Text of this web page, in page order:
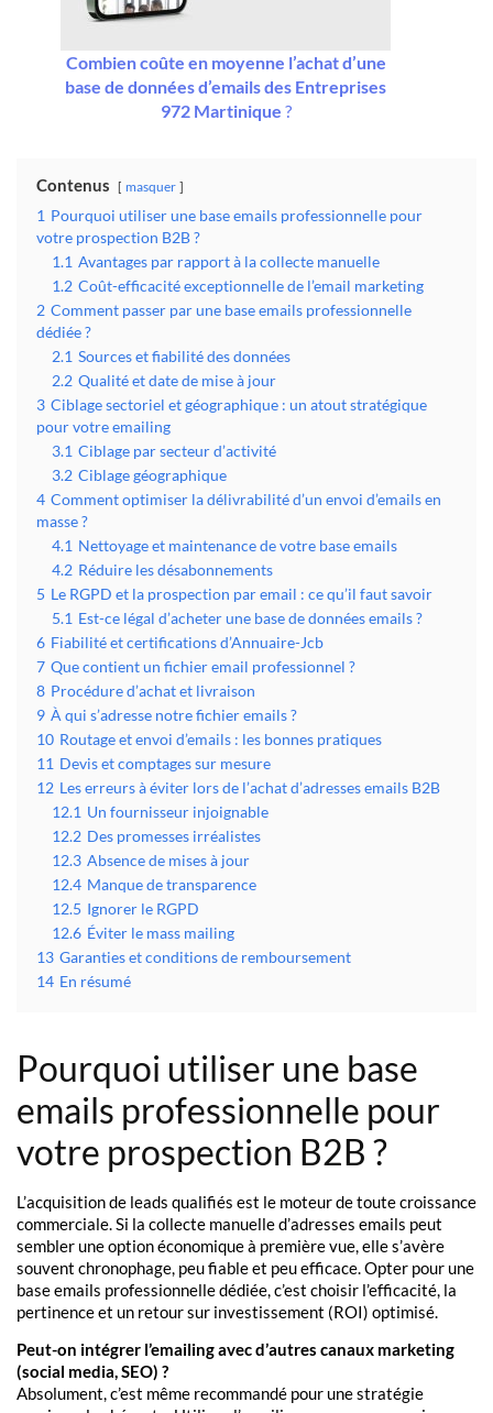
Combien coûte en moyenne l’achat d’une
base de données d’emails des Entreprises
972 Martinique ?
Contenus masquer
1 Pourquoi utiliser une base emails professionnelle pour
votre prospection B2B ?
1.1 Avantages par rapport à la collecte manuelle
1.2 Coût-efficacité exceptionnelle de l’email marketing
2 Comment passer par une base emails professionnelle
dédiée ?
2.1 Sources et fiabilité des données
2.2 Qualité et date de mise à jour
3 Ciblage sectoriel et géographique : un atout stratégique
pour votre emailing
3.1 Ciblage par secteur d’activité
3.2 Ciblage géographique
4 Comment optimiser la délivrabilité d’un envoi d’emails en
masse ?
4.1 Nettoyage et maintenance de votre base emails
4.2 Réduire les désabonnements
5 Le RGPD et la prospection par email : ce qu’il faut savoir
5.1 Est-ce légal d’acheter une base de données emails ?
6 Fiabilité et certifications d’Annuaire-Jcb
7 Que contient un fichier email professionnel ?
8 Procédure d’achat et livraison
9 À qui s’adresse notre fichier emails ?
10 Routage et envoi d’emails : les bonnes pratiques
11 Devis et comptages sur mesure
12 Les erreurs à éviter lors de l’achat d’adresses emails B2B
12.1 Un fournisseur injoignable
12.2 Des promesses irréalistes
12.3 Absence de mises à jour
12.4 Manque de transparence
12.5 Ignorer le RGPD
12.6 Éviter le mass mailing
13 Garanties et conditions de remboursement
14 En résumé
Pourquoi utiliser une base
emails professionnelle pour
votre prospection B2B ?
L’acquisition de leads qualifiés est le moteur de toute croissance
commerciale. Si la collecte manuelle d’adresses emails peut
sembler une option économique à première vue, elle s’avère
souvent chronophage, peu fiable et peu efficace. Opter pour une
base emails professionnelle dédiée, c’est choisir l’efficacité, la
pertinence et un retour sur investissement (ROI) optimisé.
Peut-on intégrer l’emailing avec d’autres canaux marketing
(social media, SEO) ?
Absolument, c’est même recommandé pour une stratégie